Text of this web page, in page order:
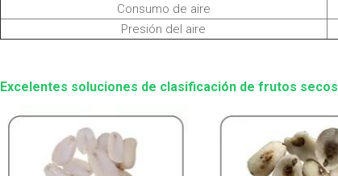
Consumo de aire
Presión del aire
Excelentes soluciones de clasificación de frutos secos